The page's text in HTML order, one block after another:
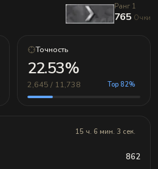
Ранг 1
765 Очки
Точность
22.53%
2,645 / 11,738 Top 82%
15 ч. 6 мин. 3 сек.
862